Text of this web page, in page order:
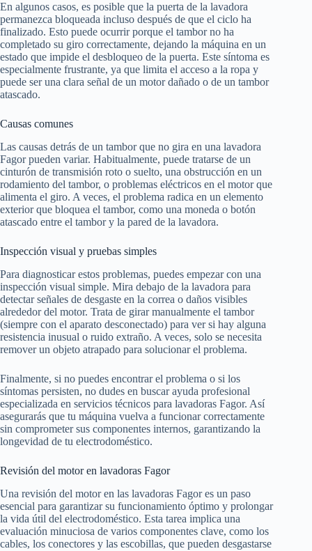
En algunos casos, es posible que la puerta de la lavadora
permanezca bloqueada incluso después de que el ciclo ha
finalizado. Esto puede ocurrir porque el tambor no ha
completado su giro correctamente, dejando la máquina en un
estado que impide el desbloqueo de la puerta. Este síntoma es
especialmente frustrante, ya que limita el acceso a la ropa y
puede ser una clara señal de un motor dañado o de un tambor
atascado.
Causas comunes
Las causas detrás de un tambor que no gira en una lavadora
Fagor pueden variar. Habitualmente, puede tratarse de un
cinturón de transmisión roto o suelto, una obstrucción en un
rodamiento del tambor, o problemas eléctricos en el motor que
alimenta el giro. A veces, el problema radica en un elemento
exterior que bloquea el tambor, como una moneda o botón
atascado entre el tambor y la pared de la lavadora.
Inspección visual y pruebas simples
Para diagnosticar estos problemas, puedes empezar con una
inspección visual simple. Mira debajo de la lavadora para
detectar señales de desgaste en la correa o daños visibles
alrededor del motor. Trata de girar manualmente el tambor
(siempre con el aparato desconectado) para ver si hay alguna
resistencia inusual o ruido extraño. A veces, solo se necesita
remover un objeto atrapado para solucionar el problema.
Finalmente, si no puedes encontrar el problema o si los
síntomas persisten, no dudes en buscar ayuda profesional
especializada en servicios técnicos para lavadoras Fagor. Así
asegurarás que tu máquina vuelva a funcionar correctamente
sin comprometer sus componentes internos, garantizando la
longevidad de tu electrodoméstico.
Revisión del motor en lavadoras Fagor
Una revisión del motor en las lavadoras Fagor es un paso
esencial para garantizar su funcionamiento óptimo y prolongar
la vida útil del electrodoméstico. Esta tarea implica una
evaluación minuciosa de varios componentes clave, como los
cables, los conectores y las escobillas, que pueden desgastarse